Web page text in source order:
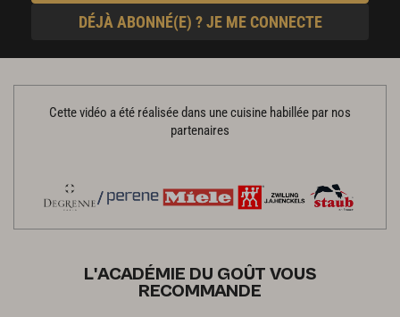
DÉJÀ ABONNÉ(E) ? JE ME CONNECTE
Cette vidéo a été réalisée dans une cuisine habillée par nos
partenaires
L'ACADÉMIE DU GOÛT VOUS
RECOMMANDE